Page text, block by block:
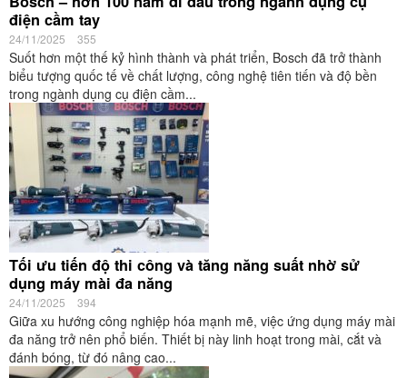
điện cầm tay
24/11/2025 355
Suốt hơn một thế kỷ hình thành và phát triển, Bosch đã trở thành
biểu tượng quốc tế về chất lượng, công nghệ tiên tiến và độ bền
trong ngành dụng cụ điện cầm...
Tối ưu tiến độ thi công và tăng năng suất nhờ sử
dụng máy mài đa năng
24/11/2025 394
Giữa xu hướng công nghiệp hóa mạnh mẽ, việc ứng dụng máy mài
đa năng trở nên phổ biến. Thiết bị này linh hoạt trong mài, cắt và
đánh bóng, từ đó nâng cao...